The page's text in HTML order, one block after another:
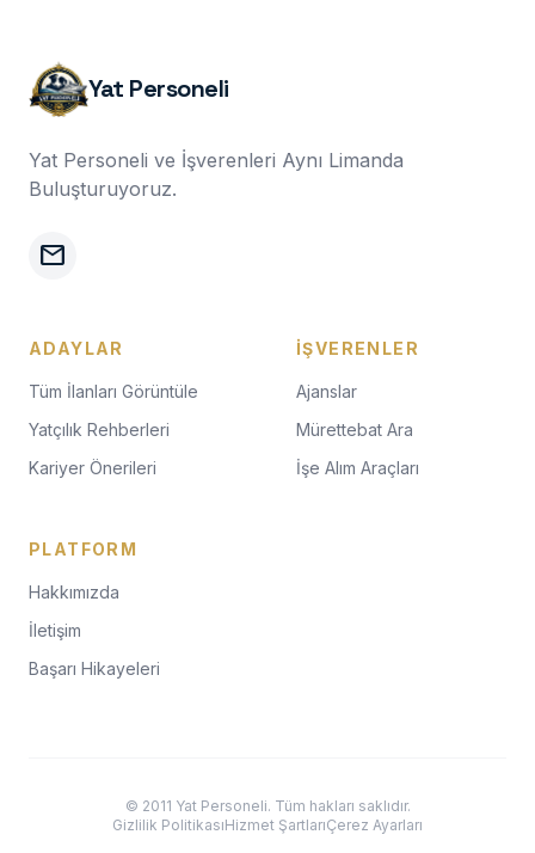
Yat Personeli
Yat Personeli ve İşverenleri Aynı Limanda
Buluşturuyoruz.
mail
ADAYLAR
Tüm İlanları Görüntüle
Yatçılık Rehberleri
Kariyer Önerileri
İŞVERENLER
Ajanslar
Mürettebat Ara
İşe Alım Araçları
PLATFORM
Hakkımızda
İletişim
Başarı Hikayeleri
© 2011 Yat Personeli. Tüm hakları saklıdır.
Gizlilik PolitikasıHizmet ŞartlarıÇerez Ayarları